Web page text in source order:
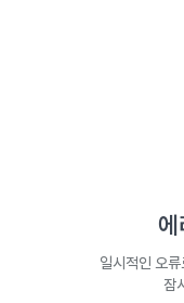
일시적인 오
잠